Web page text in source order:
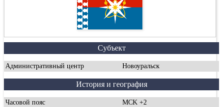
Субъект
Административный центр Новоуральск
История и география
Часовой пояс MCK +2